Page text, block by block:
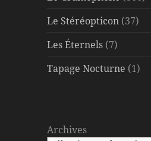
Le Stéréopticon (37)
Les Éternels (7)
Tapage Nocturne (1)
Archives